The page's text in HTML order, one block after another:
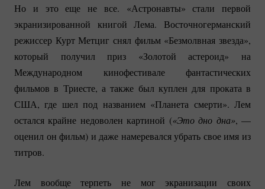
Но и это еще не все. «Астронавты» стали первой
экранизированной книгой Лема. Восточногерманский
режиссер Курт Метциг снял фильм «Безмолвная звезда»,
который получил приз «Золотой астероид» на
Международном кинофестивале фантастических
фильмов в Триесте, а также был куплен для проката в
США, где шел под названием «Планета смерти». Лем
остался крайне недоволен картиной («Это дно дна», —
оценил он фильм) и даже намеревался убрать свое имя из
титров.
Лем вообще терпеть не мог экранизации своих